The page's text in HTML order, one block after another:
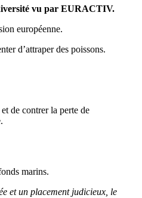
vu par EURACTIV.
européenne.
d’attraper des poissons.
de contrer la perte de
marins.
et un placement judicieux, le